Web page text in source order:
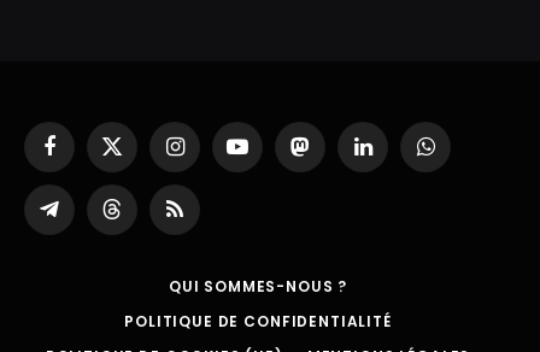
Facebook
X
(Twitter)
InstagramYouTubeMastodonLinkedInWhatsApp
Partager
sur
ThreadsRSS
QUI SOMMES-NOUS ?
POLITIQUE DE CONFIDENTIALITÉ